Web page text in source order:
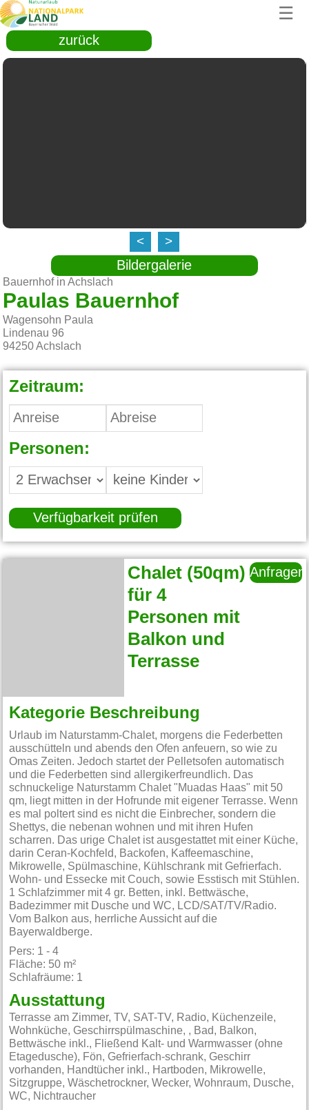
☰
zurück
< >
Bildergalerie
Bauernhof in Achslach
Paulas Bauernhof
Wagensohn Paula
Lindenau 96
94250Achslach
Zeitraum:
Personen:
Verfügbarkeit prüfen
Chalet (50qm)
für 4
Personen mit
Balkon und
Terrasse
Anfragen
Kategorie Beschreibung
Urlaub im Naturstamm-Chalet, morgens die Federbetten
ausschütteln und abends den Ofen anfeuern, so wie zu
Omas Zeiten. Jedoch startet der Pelletsofen automatisch
und die Federbetten sind allergikerfreundlich. Das
schnuckelige Naturstamm Chalet "Muadas Haas" mit 50
qm, liegt mitten in der Hofrunde mit eigener Terrasse. Wenn
es mal poltert sind es nicht die Einbrecher, sondern die
Shettys, die nebenan wohnen und mit ihren Hufen
scharren. Das urige Chalet ist ausgestattet mit einer Küche,
darin Ceran-Kochfeld, Backofen, Kaffeemaschine,
Mikrowelle, Spülmaschine, Kühlschrank mit Gefrierfach.
Wohn- und Essecke mit Couch, sowie Esstisch mit Stühlen.
1 Schlafzimmer mit 4 gr. Betten, inkl. Bettwäsche,
Badezimmer mit Dusche und WC, LCD/SAT/TV/Radio.
Vom Balkon aus, herrliche Aussicht auf die
Bayerwaldberge.
Pers: 1 - 4
Fläche: 50 m²
Schlafräume: 1
Ausstattung
Terrasse am Zimmer, TV, SAT-TV, Radio, Küchenzeile,
Wohnküche, Geschirrspülmaschine, , Bad, Balkon,
Bettwäsche inkl., Fließend Kalt- und Warmwasser (ohne
Etagedusche), Fön, Gefrierfach-schrank, Geschirr
vorhanden, Handtücher inkl., Hartboden, Mikrowelle,
Sitzgruppe, Wäschetrockner, Wecker, Wohnraum, Dusche,
WC, Nichtraucher